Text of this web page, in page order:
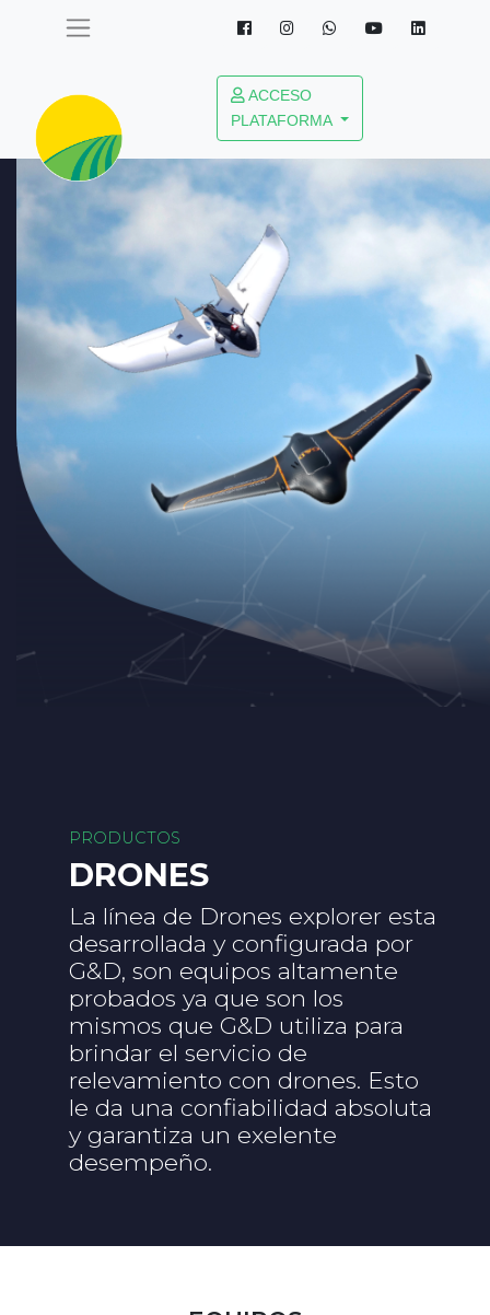
ACCESO
PLATAFORMA
PRODUCTOS
DRONES
La línea de Drones explorer esta
desarrollada y configurada por
G&D, son equipos altamente
probados ya que son los
mismos que G&D utiliza para
brindar el servicio de
relevamiento con drones. Esto
le da una confiabilidad absoluta
y garantiza un exelente
desempeño.